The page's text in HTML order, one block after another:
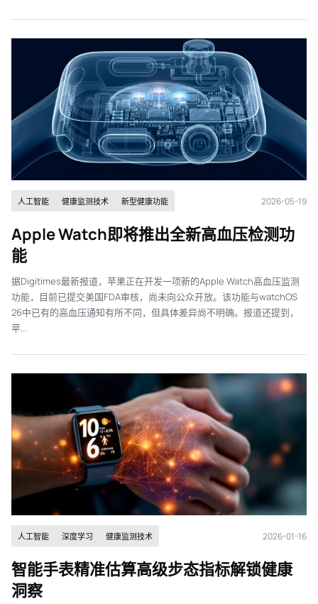
人工智能 健康监测技术 新型健康功能 2026-05-19
Apple Watch即将推出全新高血压检测功
能
据Digitimes最新报道，苹果正在开发一项新的Apple Watch高血压监测
功能，目前已提交美国FDA审核，尚未向公众开放。该功能与watchOS
26中已有的高血压通知有所不同，但具体差异尚不明确。报道还提到，
苹...
人工智能 深度学习 健康监测技术 2026-01-16
智能手表精准估算高级步态指标解锁健康
洞察